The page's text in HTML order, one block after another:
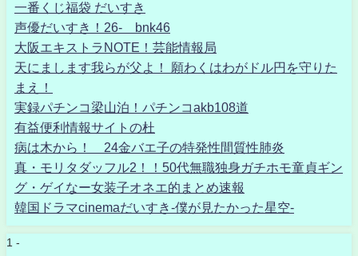
一番くじ福袋 だいすき
声優だいすき！26- bnk46
大阪エキストラNOTE！芸能情報局
天にまします我らが父よ！ 願わくはわがドル円を守りた
まえ！
実録パチンコ梁山泊！パチンコakb108道
有益便利情報サイトの杜
病は木から！ 24金バエ子の特発性間質性肺炎
真・モリタダッフル2！！50代無職独身ガチホモ童貞ギン
グ・ゲイなー女装子オネエ的まとめ速報
韓国ドラマcinemaだいすき-僕が見たかった星空-
1 -